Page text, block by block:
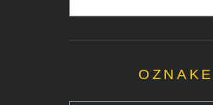
OZNAKE